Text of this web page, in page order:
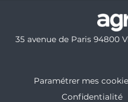
35 avenue de Paris 94800
Paramétrer mes
Confidentialité